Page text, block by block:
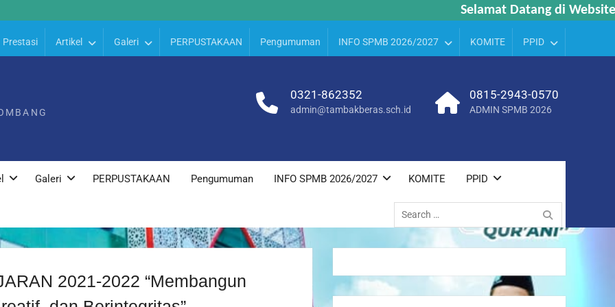
Prestasi Artikel Galeri PERPUSTAKAAN Pengumuman INFO SPMB 2026/2027 KOMITE PPID
0321-862352
admin@tambakberas.sch.id
0815-2943-0570
ADMIN SPMB 2026
Galeri PERPUSTAKAAN Pengumuman INFO SPMB 2026/2027 KOMITE PPID
Search
for:
2021-2022 “Membangun
Selamat Datang di Website
Selamat Datang di Website